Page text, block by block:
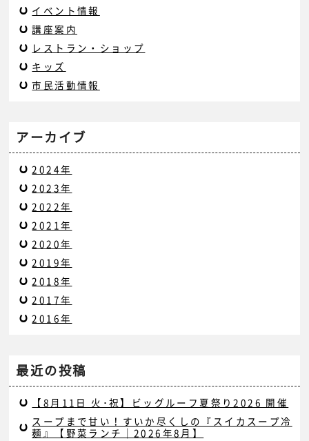
イベント情報
講座案内
レストラン・ショップ
キッズ
市民活動情報
アーカイブ
2024年
2023年
2022年
2021年
2020年
2019年
2018年
2017年
2016年
最近の投稿
【8月11日 火･祝】ビッグルーフ夏祭り2026 開催
スープまで甘い！すいか尽くしの『スイカスープ冷
麺』【野菜ランチ｜2026年8月】